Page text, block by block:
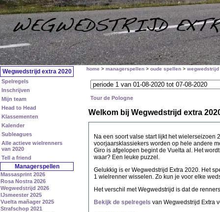
Wegwedstrijd extra 2020
Spelregels
Inschrijven
Mijn team
Head to Head
Klassementen
Kalender
Subleagues
Alle actieve wielrenners
van 2020
Tell a friend
Managerspellen
Massasprint 2026
Rosa Nostra 2026
Wegwedstrijd 2026
IJsmeester 2025
Vuelta mañager 2025
Strafschop 2021
home > managerspellen > oude spellen > wegwedstrijd
Tour de Pologne
Welkom bij Wegwedstrijd extra
Na een soort valse start lijkt het
voorjaarsklassiekers worden op hele andere
Giro is afgelopen begint de Vuelta al. Het
waar? Een leuke puzzel.
Gelukkig is er Wegwedstrijd Extra 2020. Het
1 wielrenner wisselen. Zo kun je voor elke
Het verschil met Wegwedstrijd is dat de
Bekijk de spelregels van Wegwedstrijd Extra